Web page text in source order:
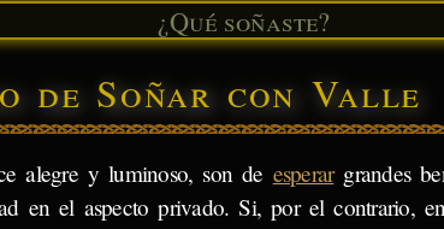
de Soñar con Valle
alegre y luminoso, son de esperargrandes
en el aspecto privado. Si, por el contrario,